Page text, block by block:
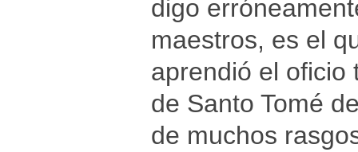
digo
maestros, es el
aprendió el oficio
de Santo Tomé
de muchos